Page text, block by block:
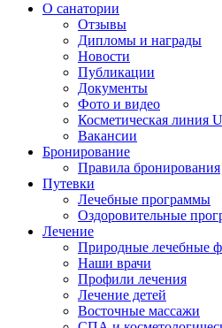
О санатории
Отзывы
Дипломы и награды
Новости
Публикации
Документы
Фото и видео
Косметическая линия
Вакансии
Бронирование
Правила бронирования
Путевки
Лечебные программы
Оздоровительные
Лечение
Природные лечебные
Наши врачи
Профили лечения
Лечение детей
Восточные массажи